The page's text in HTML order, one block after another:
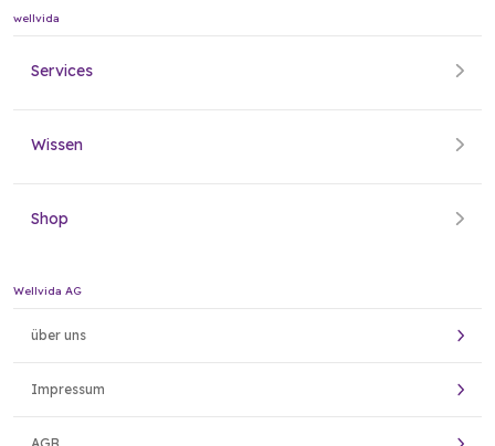
wellvida
Services
Wissen
Shop
Wellvida AG
über uns
Impressum